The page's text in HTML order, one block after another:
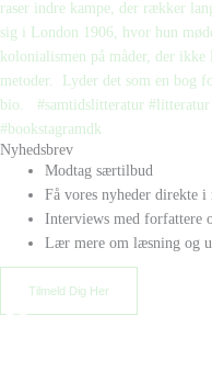
Nyhedsbrev
Modtag særtilbud
Få vores nyheder direkte i
Interviews med forfattere
Lær mere om læsning og
Tilmeld Dig Her